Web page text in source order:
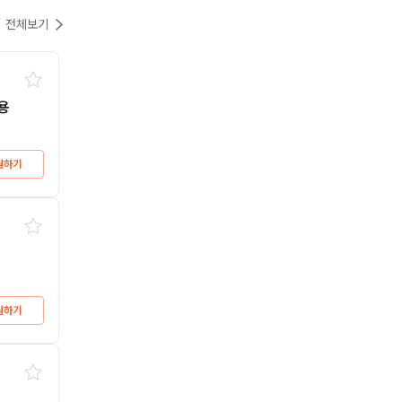
전체보기
하기
하기